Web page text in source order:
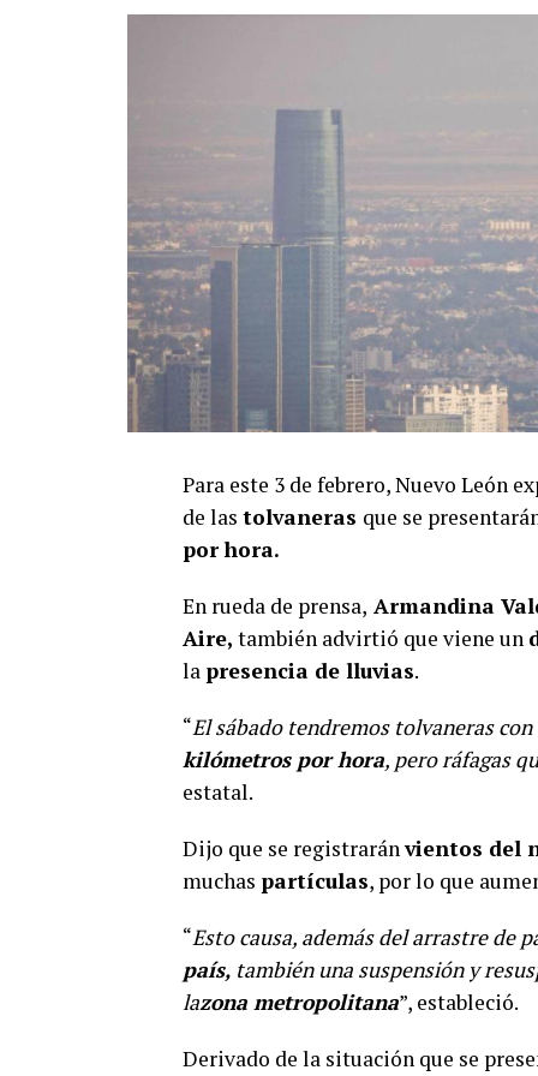
Para este 3 de febrero, Nuevo León
de las tolvaneras que se
por hora.
En rueda de prensa, Armandina
Aire, también advirtió que viene un
la presencia de lluvias.
“El sábado tendremos tolvaneras
kilómetros por hora, pero ráfagas
estatal.
Dijo que se registraránvientos del
muchas partículas, por lo que
“Esto causa, además del arrastre de
país, también una suspensión y
lazona metropolitana”, estableció.
Derivado de la situación que se